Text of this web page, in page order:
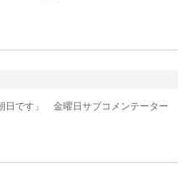
です」 金曜日サブコメンテーター